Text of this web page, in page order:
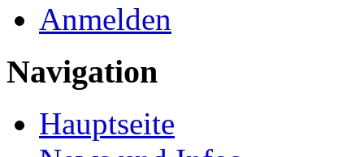
Anmelden
Navigation
Hauptseite